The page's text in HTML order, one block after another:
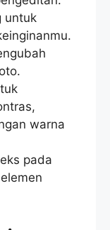
untuk
warna
pada